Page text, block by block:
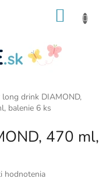
long drink DIAMOND,
balenie 6 ks
470 ml,
hodnotenia